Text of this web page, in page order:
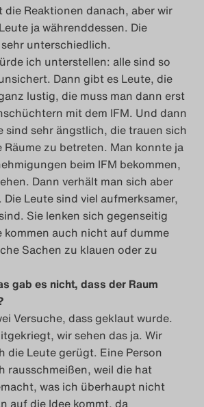
Reaktionen danach, aber wir
ja währenddessen. Die
unterschiedlich.
ich unterstellen: alle sind so
Dann gibt es Leute, die
lustig, die muss man dann erst
mit dem IFM. Und dann
sind sehr ängstlich, die trauen sich
zu betreten. Man konnte ja
beim IFM bekommen,
Dann verhält man sich aber
Leute sind viel aufmerksamer,
Sie lenken sich gegenseitig
kommen auch nicht auf dumme
Sachen zu klauen oder zu
gab es nicht, dass der Raum
Versuche, dass geklaut wurde.
wir sehen das ja. Wir
die Leute gerügt. Eine Person
rausschmeißen, weil die hat
was ich überhaupt nicht